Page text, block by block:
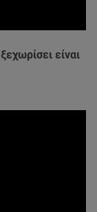
είναι